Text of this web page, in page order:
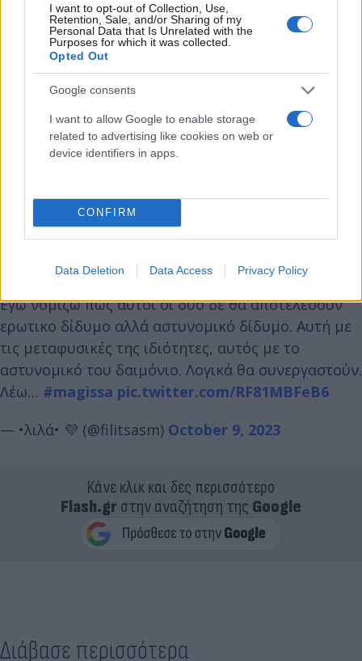
I want to opt-out of Collection, Use,
Retention, Sale, and/or Sharing of my
Personal Data that Is Unrelated with the
Purposes for which it was collected.
Opted Out
Google consents
I want to allow Google to enable storage
related to advertising like cookies on web or
device identifiers in apps.
CONFIRM
Data Deletion Data Access Privacy Policy
φορά κέρδισαν το κοινό της σειράς που προέβλεψε
πως ο συγκεκριμένος χαρακτήρας θα παίξει
Εγώ νομίζω πως αυτοί οι δυο δε θα αποτελέσουν
ερωτικο δίδυμο αλλά αστυνομικό δίδυμο. Αυτή με
τις μεταφυσικές της ιδιότητες, αυτός με το
αστυνομικό του δαιμόνιο. Λογικά θα συνεργαστούν.
Λέω… #magissa pic.twitter.com/RF81MBFeB6
— •λιλά• 💜 (@filitsasm) October 9, 2023
Κάνε κλικ και δες περισσότερο
Flash.grστην αναζήτηση της Google
Διάβασε περισσότερα